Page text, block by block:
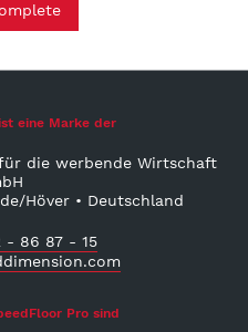
eine Marke der
die werbende Wirtschaft
Höver • Deutschland
- 86 87 - 15
Pro sind